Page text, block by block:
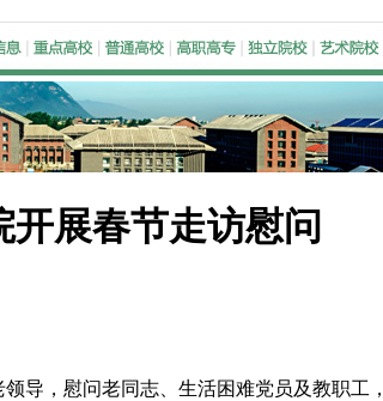
展春节走访慰问
导，慰问老同志、生活困难党员及教职